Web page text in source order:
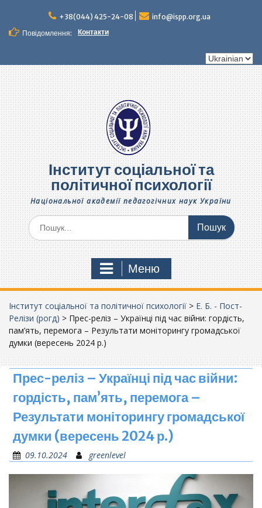
вмісту
+38(044) 425-24-08
info@ispp.org.ua
Повідомлення:
Контакти
Вибрати
Інститут соціальної та
політичної психології
Національної академії педагогічних наук України
Шукати:
Меню
Інститут соціальної та політичної психології > Е. Б. - Пост-
Релізи (рогд) > Прес-реліз – Українці під час війни: гордість,
пам’ять, перемога – Результати моніторингу громадської
думки (вересень 2024 р.)
Прес-реліз – Українці під час війни:
гордість, пам’ять, перемога –
Результати моніторингу громадської
думки (вересень 2024 р.)
09.10.2024 greenlevel